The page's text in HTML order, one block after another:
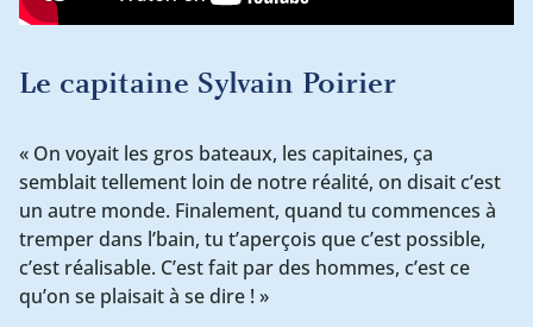
Le capitaine Sylvain Poirier
« On voyait les gros bateaux, les capitaines, ça
semblait tellement loin de notre réalité, on disait c’est
un autre monde. Finalement, quand tu commences à
tremper dans l’bain, tu t’aperçois que c’est possible,
c’est réalisable. C’est fait par des hommes, c’est ce
qu’on se plaisait à se dire ! »